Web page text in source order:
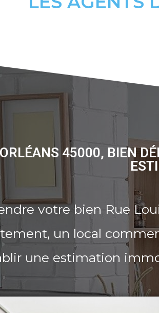
45000, BIEN
votre bien Rue
un local
une estimation